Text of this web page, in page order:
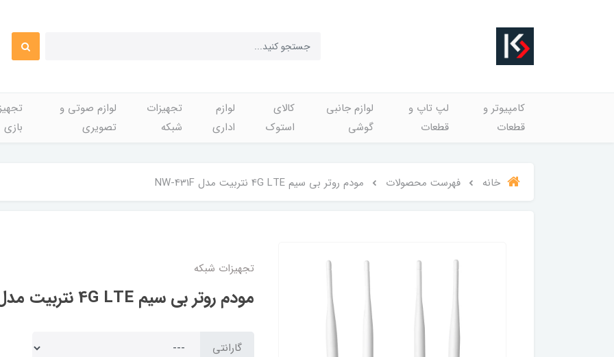
کامپیوتر و
قطعات
لپ تاپ و
قطعات
لوازم جانبی
گوشی
کالای
استوک
لوازم
اداری
تجهیزات
شبکه
لوازم صوتی و
تصویری
بازی
خانه فهرست محصولات مودم روتر بی سیم 4G LTE نتربیت مدل NW-431F
تجهیزات شبکه
مودم روتر بی سیم 4G LTE نتربیت مدل NW-431F
گارانتی